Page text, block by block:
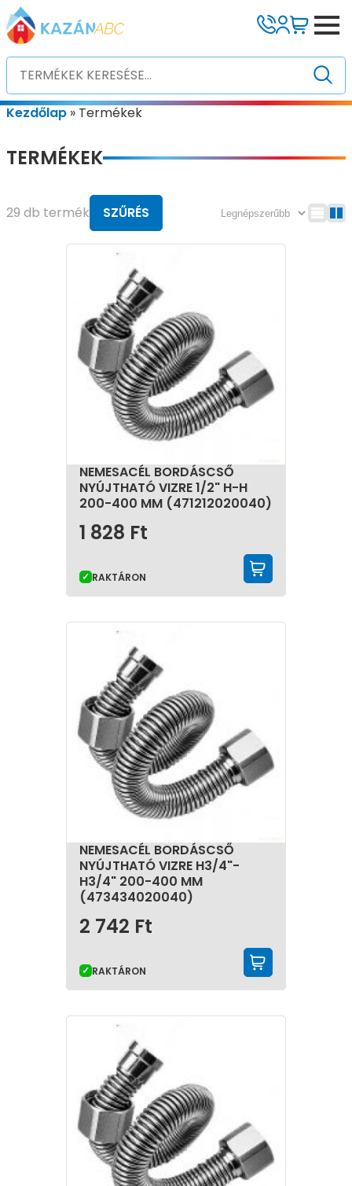
Kezdőlap » Termékek
TERMÉKEK
29 db termék SZŰRÉS
NEMESACÉL BORDÁSCSŐ
NYÚJTHATÓ VIZRE 1/2" H-H
200-400 MM (471212020040)
1 828 Ft
RAKTÁRON
NEMESACÉL BORDÁSCSŐ
NYÚJTHATÓ VIZRE H3/4"-
H3/4" 200-400 MM
(473434020040)
2 742 Ft
RAKTÁRON